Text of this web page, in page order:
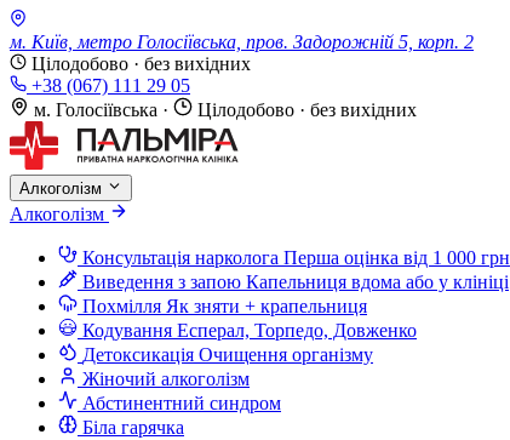
м. Київ, метро Голосіївська, пров. Задорожній 5, корп. 2
Цілодобово · без вихідних
+38 (067) 111 29 05
м. Голосіївська · Цілодобово · без вихідних
Алкоголізм
Алкоголізм
Консультація нарколога Перша оцінка від 1 000 грн
Виведення з запою Капельниця вдома або у клініці
Похмілля Як зняти + крапельниця
Кодування Есперал, Торпедо, Довженко
Детоксикація Очищення організму
Жіночий алкоголізм
Абстинентний синдром
Біла гарячка